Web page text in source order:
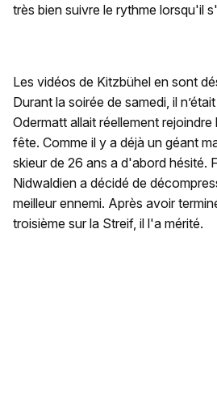
très bien suivre le rythme lorsqu'il
Les vidéos de Kitzbühel en sont
Durant la soirée de samedi, il
Odermatt allait réellement
fête. Comme il y a déjà un géant
skieur de 26 ans a d'abord hésité.
Nidwaldien a décidé de
meilleur ennemi. Après avoir
troisième sur la Streif, il l'a mérité.